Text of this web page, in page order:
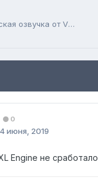
Command & Conquer - Русская озвучка от VHSник
0
июня, 2019
Engine не сработало